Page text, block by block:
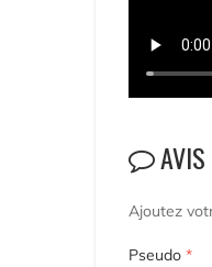
Ajoutez
Pseudo *